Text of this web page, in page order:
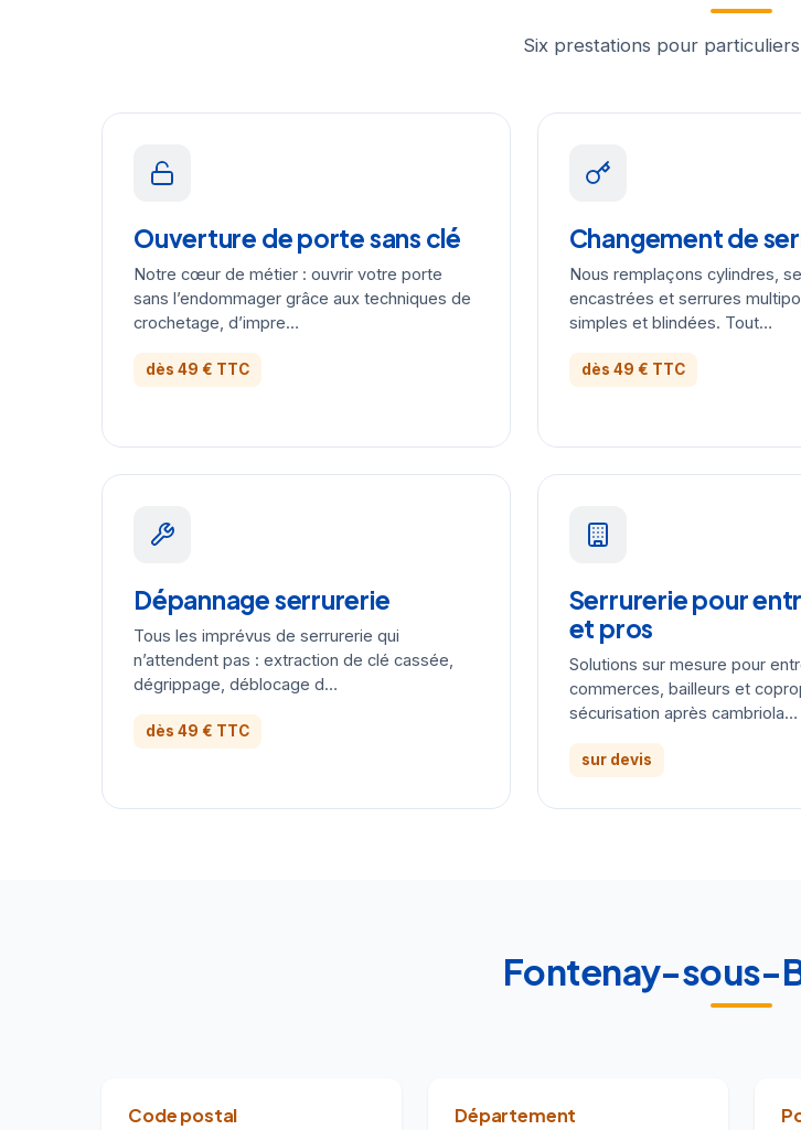
Six prestations pour
Ouverture de porte sans clé
Notre cœur de métier : ouvrir votre porte
sans l’endommager grâce aux techniques de
crochetage, d’impre…
dès 49 € TTC
Changement de
Nous remplaçons cylindres,
encastrées et serrures
simples et blindées. Tout…
dès 49 € TTC
Dépannage serrurerie
Tous les imprévus de serrurerie qui
n’attendent pas : extraction de clé cassée,
dégrippage, déblocage d…
dès 49 € TTC
Serrurerie pour
et pros
Solutions sur mesure pour
commerces, bailleurs et
sécurisation après cambriola…
sur devis
Fontenay-sous-
Code postal Département